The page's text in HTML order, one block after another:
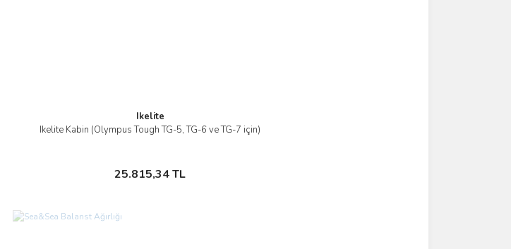
Ikelite
Ikelite Kabin (Olympus Tough TG-5, TG-6 ve TG-7 için)
25.815,34 TL
İncele
Sepete Ekle